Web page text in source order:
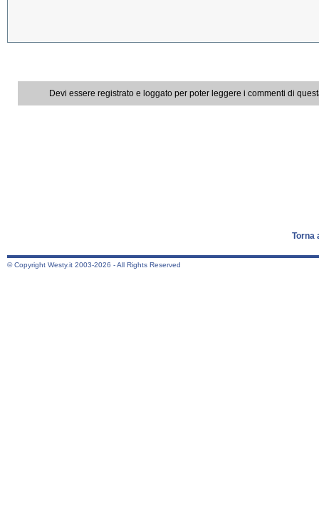
Devi essere registrato e loggato per poter leggere i commenti di
Torna
© Copyright Westy.it 2003-2026 - All Rights Reserved